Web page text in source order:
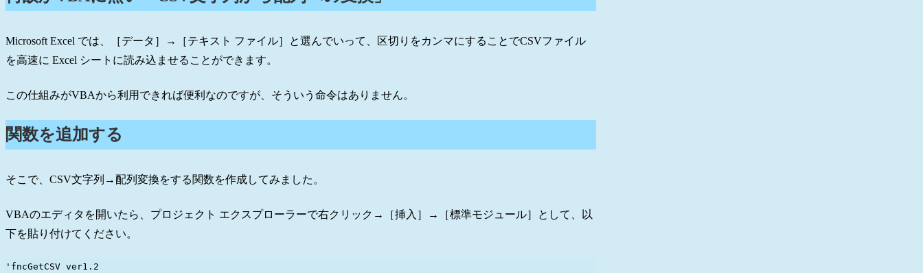
Microsoft Excel では、［データ］→［テキスト ファイル］と選んでいって、区切りをカンマにすることでCSVファイル
を高速に Excel シートに読み込ませることができます。
この仕組みがVBAから利用できれば便利なのですが、そういう命令はありません。
関数を追加する
そこで、CSV文字列→配列変換をする関数を作成してみました。
VBAのエディタを開いたら、プロジェクト エクスプローラーで右クリック→［挿入］→［標準モジュール］として、以
下を貼り付けてください。
'fncGetCSV ver1.2